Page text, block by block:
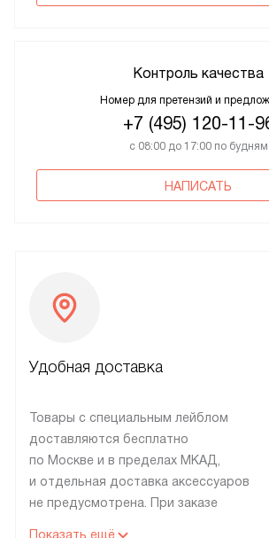
Контроль качества
Номер для претензий и
+7 (495) 120-11-
с 08:00 до 17:00 по будням
НАПИСАТЬ
Удобная доставка
Товары с специальным лейблом
доставляются бесплатно
по Москве и в пределах МКАД,
и отдельная доставка аксессуаров
не предусмотрена. При заказе
Показать ещё